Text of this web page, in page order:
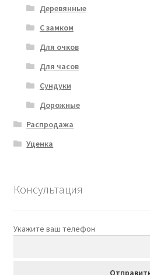
Деревянные
С замком
Для очков
Для часов
Сундуки
Дорожные
Распродажа
Уценка
Консультация
Укажите ваш телефон